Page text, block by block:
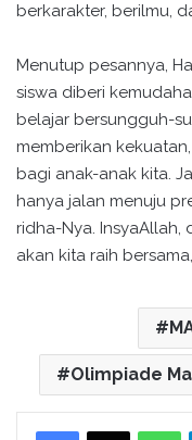
berkarakter, berilmu,
Menutup pesannya,
siswa diberi
belajar bersungguh-
memberikan
bagi anak-anak kita.
hanya jalan menuju
ridha-Nya. InsyaAllah,
akan kita raih
Olimpiade
WhatsApp